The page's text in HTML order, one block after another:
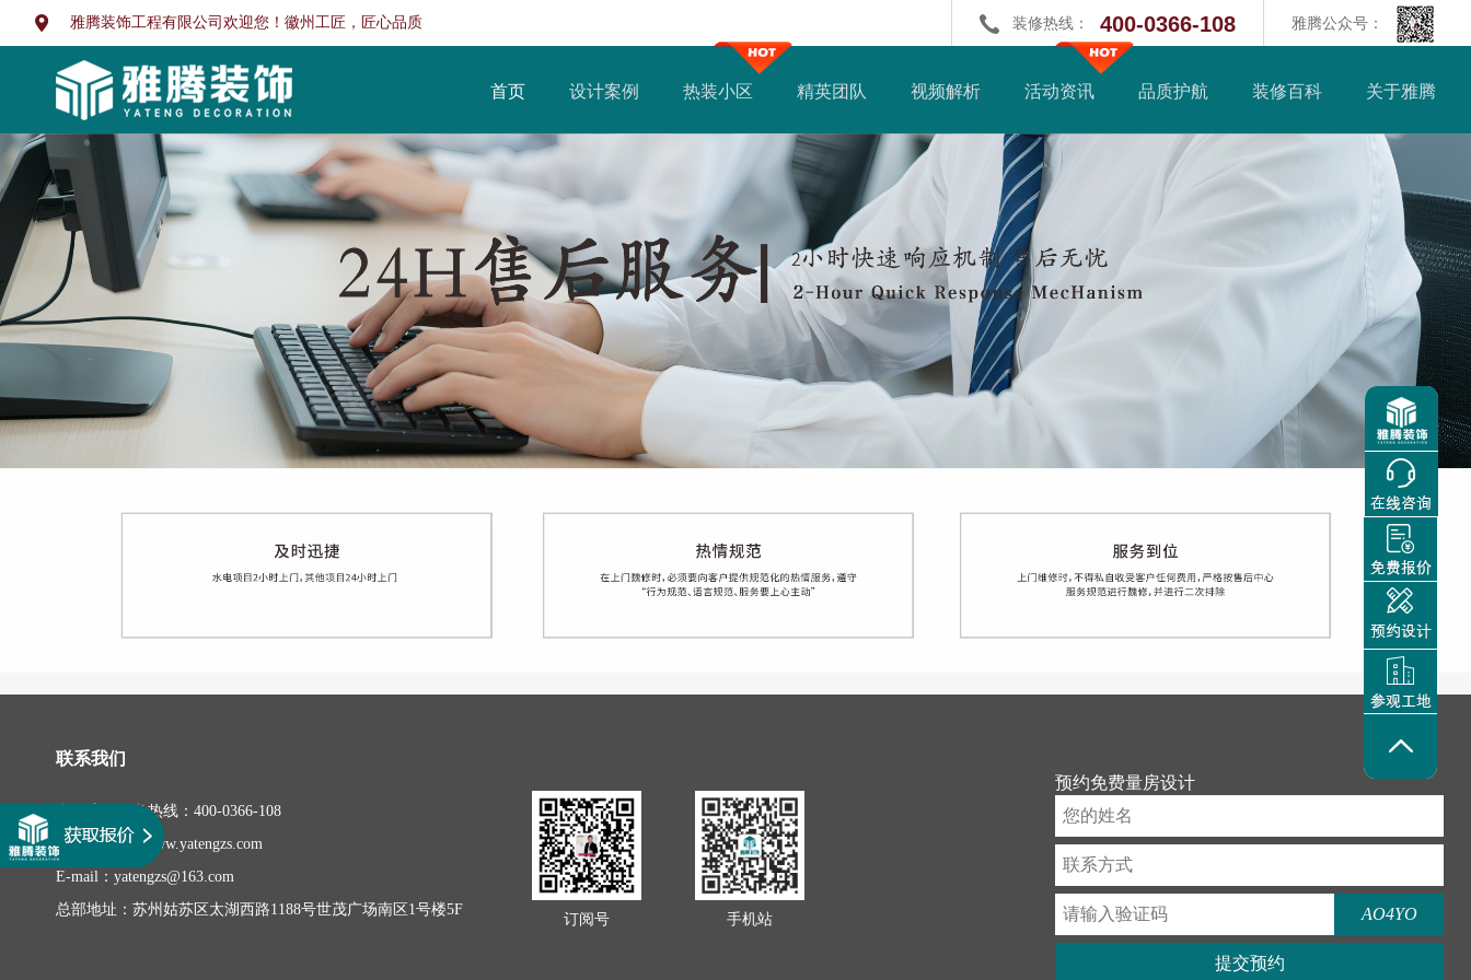
雅腾装饰工程有限公司欢迎您！徽州工匠，匠心品质 雅腾公众号：
装修热线： 400-0366-108
首页 设计案例 热装小区 精英团队 视频解析 活动资讯 品质护航 装修百科 关于雅腾
联系我们
全国统一服务热线：400-0366-108
网 址：http://www.yatengzs.com
E-mail：yatengzs@163.com
总部地址：苏州姑苏区太湖西路1188号世茂广场南区1号楼5F
订阅号 手机站
预约免费量房设计